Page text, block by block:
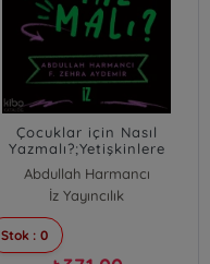
Çocuklar için Nasıl
Yazmalı?;Yetişkinlere
Yönelik Çocuk Edebiyatı
Yaratıcı Yazarlığı
Abdullah Harmancı
F. Zehra Aydemir
İz Yayıncılık
Stok : 0